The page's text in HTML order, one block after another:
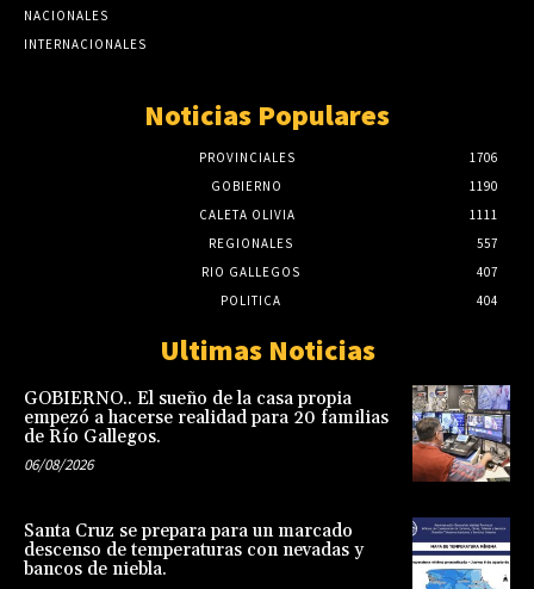
NACIONALES
INTERNACIONALES
Noticias Populares
PROVINCIALES
1706
GOBIERNO
1190
CALETA OLIVIA
1111
REGIONALES
557
RIO GALLEGOS
407
POLITICA
404
Ultimas Noticias
GOBIERNO.. El sueño de la casa propia
empezó a hacerse realidad para 20 familias
de Río Gallegos.
06/08/2026
Santa Cruz se prepara para un marcado
descenso de temperaturas con nevadas y
bancos de niebla.